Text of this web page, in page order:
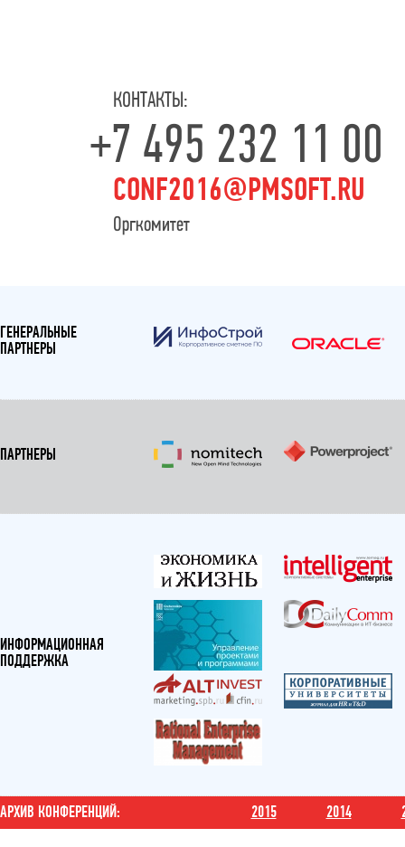
КОНТАКТЫ:
+7 495 232 11 00
CONF2016@PMSOFT.RU
Оргкомитет
ГЕНЕРАЛЬНЫЕ
ПАРТНЕРЫ
ПАРТНЕРЫ
ИНФОРМАЦИОННАЯ
ПОДДЕРЖКА
АРХИВ КОНФЕРЕНЦИЙ: 2015 2014